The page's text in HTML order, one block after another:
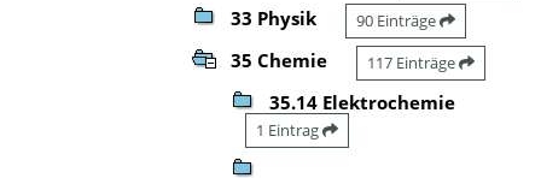
33 Physik 90 Einträge
35 Chemie 117 Einträge
35.14 Elektrochemie
1 Eintrag